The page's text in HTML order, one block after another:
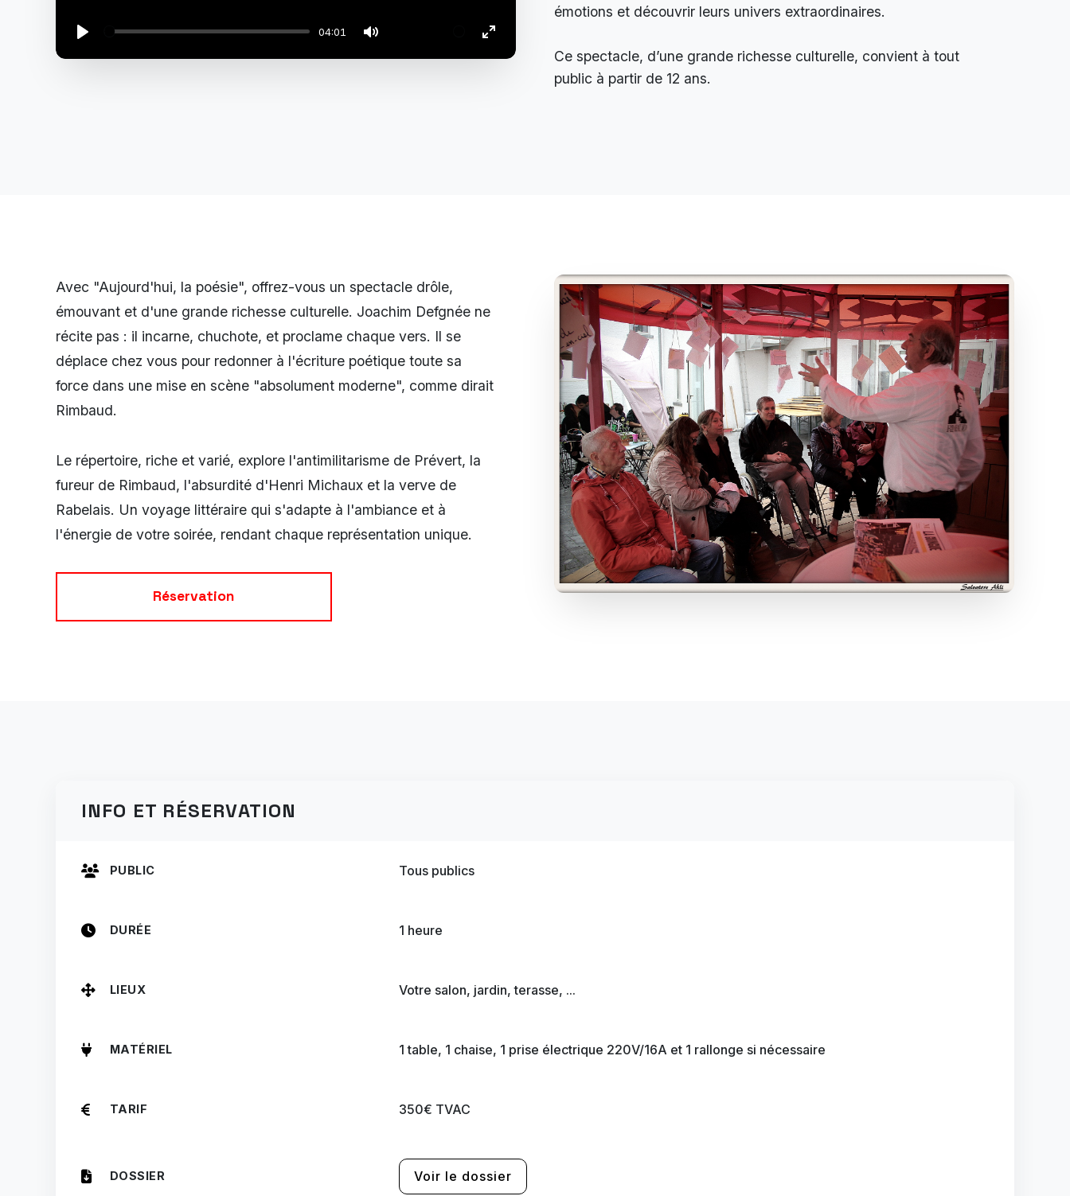
04:01
émotions et découvrir leurs univers extraordinaires.
Ce spectacle, d’une grande richesse culturelle, convient à tout
public à partir de 12 ans.
Avec "Aujourd'hui, la poésie", offrez-vous un spectacle drôle,
émouvant et d'une grande richesse culturelle. Joachim Defgnée ne
récite pas : il incarne, chuchote, et proclame chaque vers. Il se
déplace chez vous pour redonner à l'écriture poétique toute sa
force dans une mise en scène "absolument moderne", comme dirait
Rimbaud.
Le répertoire, riche et varié, explore l'antimilitarisme de Prévert, la
fureur de Rimbaud, l'absurdité d'Henri Michaux et la verve de
Rabelais. Un voyage littéraire qui s'adapte à l'ambiance et à
l'énergie de votre soirée, rendant chaque représentation unique.
Réservation
INFO ET RÉSERVATION
PUBLIC Tous publics
DURÉE 1 heure
LIEUX Votre salon, jardin, terasse, ...
MATÉRIEL 1 table, 1 chaise, 1 prise électrique 220V/16A et 1 rallonge si nécessaire
TARIF 350€ TVAC
DOSSIER Voir le dossier